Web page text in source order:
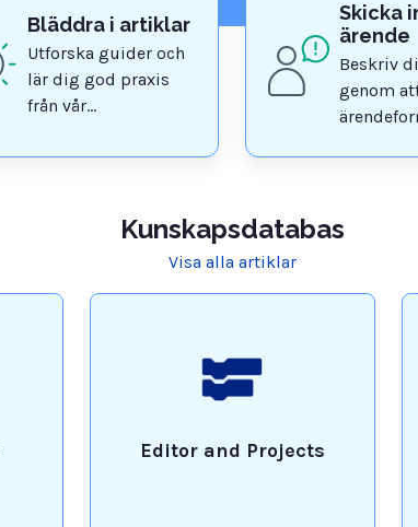
Bläddra i artiklar
Utforska guider och
lär dig god praxis
från vår
Skicka
ärende
Beskriv
genom
Kunskapsdatabas
Visa alla artiklar
Editor and Projects